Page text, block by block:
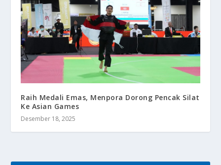
Raih Medali Emas, Menpora Dorong Pencak Silat
Ke Asian Games
Desember 18, 2025